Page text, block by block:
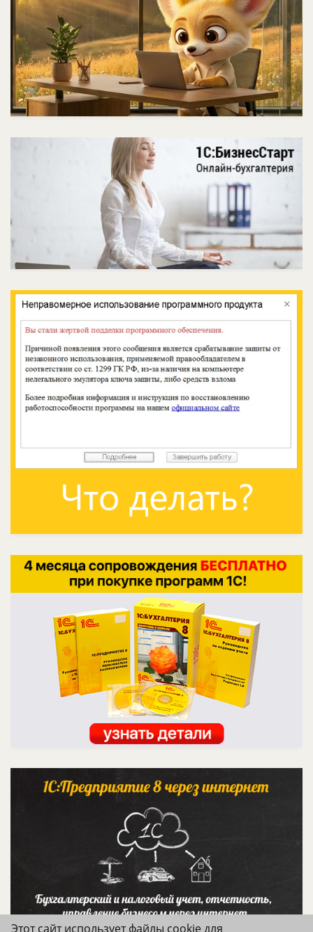
Этот сайт использует файлы cookie для